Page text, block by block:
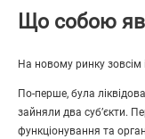
Що собою
На новому ринку зовсім
По-перше, була
зайняли два суб’єкти.
функціонування та